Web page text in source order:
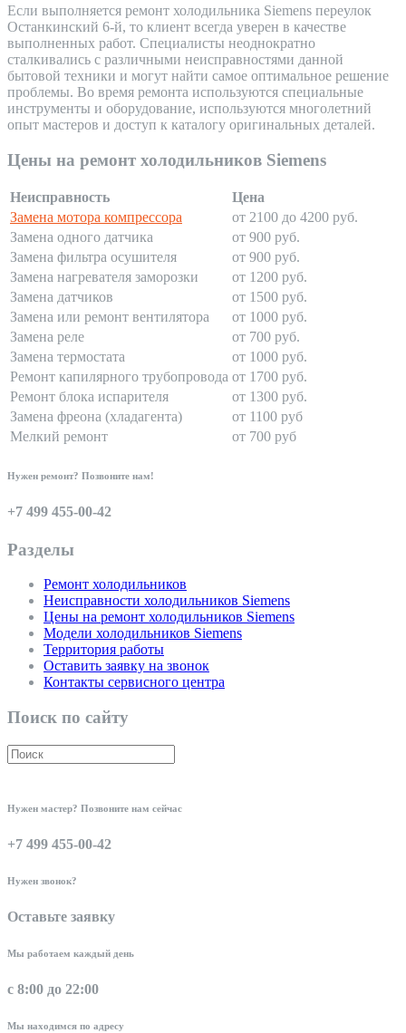
Если выполняется ремонт холодильника Siemens переулок
Останкинский 6-й, то клиент всегда уверен в качестве
выполненных работ. Специалисты неоднократно
сталкивались с различными неисправностями данной
бытовой техники и могут найти самое оптимальное решение
проблемы. Во время ремонта используются специальные
инструменты и оборудование, используются многолетний
опыт мастеров и доступ к каталогу оригинальных деталей.
Цены на ремонт холодильников Siemens
Неисправность
Цена
Замена мотора компрессора
от 2100 до 4200 руб.
Замена одного датчика
от 900 руб.
Замена фильтра осушителя
от 900 руб.
Замена нагревателя заморозки
от 1200 руб.
Замена датчиков
от 1500 руб.
Замена или ремонт вентилятора
от 1000 руб.
Замена реле
от 700 руб.
Замена термостата
от 1000 руб.
Ремонт капилярного трубопровода от 1700 руб.
Ремонт блока испарителя
от 1300 руб.
Замена фреона (хладагента)
от 1100 руб
Мелкий ремонт
от 700 руб
Нужен ремонт? Позвоните нам!
+7 499 455-00-42
Разделы
Ремонт холодильников
Неисправности холодильников Siemens
Цены на ремонт холодильников Siemens
Модели холодильников Siemens
Территория работы
Оставить заявку на звонок
Контакты сервисного центра
Поиск по сайту
Нужен мастер? Позвоните нам сейчас
+7 499 455-00-42
Нужен звонок?
Оставьте заявку
Мы работаем каждый день
с 8:00 до 22:00
Мы находимся по адресу